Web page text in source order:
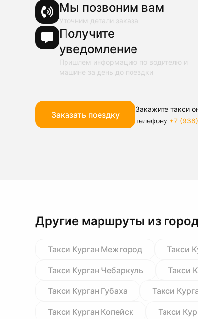
Мы позвоним вам
Уточним детали заказа
Получите
уведомление
Пришлем информацию по водителю и
машине за день до поездки
Заказать поездку
Закажите такси
телефону +7
Другие маршруты из
Такси Курган Межгород Такси
Такси Курган Чебаркуль Такси
Такси Курган Губаха Такси
Такси Курган Копейск Такси